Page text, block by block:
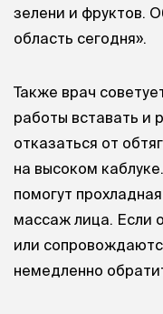
зелени и фруктов.
область сегодня».
Также врач
работы вставать и
отказаться от
на высоком
помогут
массаж лица. Если
или
немедленно